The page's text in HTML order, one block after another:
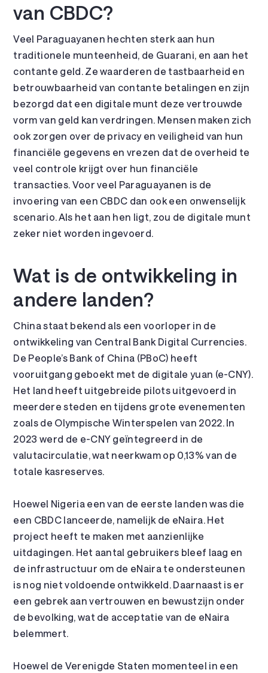
van CBDC?
Veel Paraguayanen hechten sterk aan hun
traditionele munteenheid, de Guarani, en aan het
contante geld. Ze waarderen de tastbaarheid en
betrouwbaarheid van contante betalingen en zijn
bezorgd dat een digitale munt deze vertrouwde
vorm van geld kan verdringen. Mensen maken zich
ook zorgen over de privacy en veiligheid van hun
financiële gegevens en vrezen dat de overheid te
veel controle krijgt over hun financiële
transacties. Voor veel Paraguayanen is de
invoering van een CBDC dan ook een onwenselijk
scenario. Als het aan hen ligt, zou de digitale munt
zeker niet worden ingevoerd.
Wat is de ontwikkeling in
andere landen?
China staat bekend als een voorloper in de
ontwikkeling van Central Bank Digital Currencies.
De People’s Bank of China (PBoC) heeft
vooruitgang geboekt met de digitale yuan (e-CNY).
Het land heeft uitgebreide pilots uitgevoerd in
meerdere steden en tijdens grote evenementen
zoals de Olympische Winterspelen van 2022. In
2023 werd de e-CNY geïntegreerd in de
valutacirculatie, wat neerkwam op 0,13% van de
totale kasreserves.
Hoewel Nigeria een van de eerste landen was die
een CBDC lanceerde, namelijk de eNaira. Het
project heeft te maken met aanzienlijke
uitdagingen. Het aantal gebruikers bleef laag en
de infrastructuur om de eNaira te ondersteunen
is nog niet voldoende ontwikkeld. Daarnaast is er
een gebrek aan vertrouwen en bewustzijn onder
de bevolking, wat de acceptatie van de eNaira
belemmert.
Hoewel de Verenigde Staten momenteel in een